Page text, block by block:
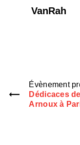
VanRah
Évènement
Dédicaces
Arnoux à